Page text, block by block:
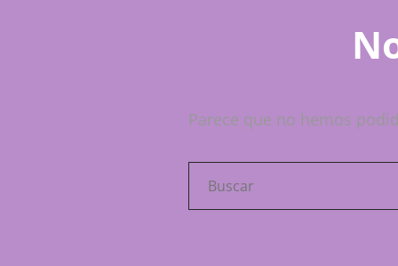
Parece que no hemos